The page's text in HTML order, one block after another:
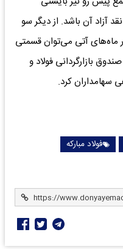
آزاد آن باشد. از دیگر سو
ماه‌های آتی می‌توان قسمتی
بازارگردانی فولاد و
سهامداران کرد.
فولاد مبارکه